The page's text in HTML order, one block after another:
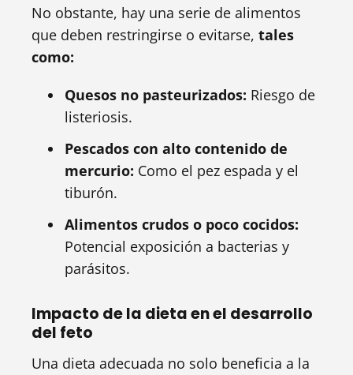
No obstante, hay una serie de alimentos
que deben restringirse o evitarse, tales
como:
Quesos no pasteurizados: Riesgo de
listeriosis.
Pescados con alto contenido de
mercurio: Como el pez espada y el
tiburón.
Alimentos crudos o poco cocidos:
Potencial exposición a bacterias y
parásitos.
Impacto de la dieta en el desarrollo
del feto
Una dieta adecuada no solo beneficia a la